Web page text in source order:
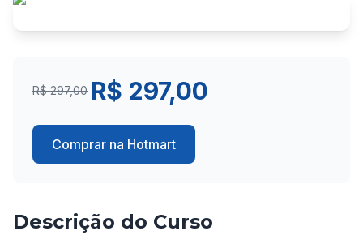
R$ 297,00 R$ 297,00
Comprar na Hotmart
Descrição do Curso